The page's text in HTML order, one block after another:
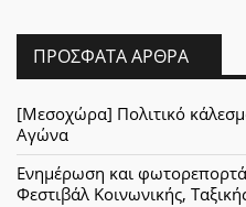
ΠΡΌΣΦΑΤΑ ΆΡΘΡΑ
[Μεσοχώρα] Πολιτικό
Αγώνα
Ενημέρωση και
Φεστιβάλ Κοινωνικής,